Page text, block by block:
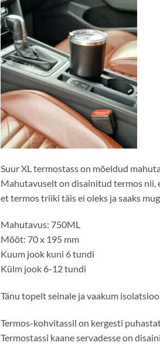
Suur XL termostass on mõeldud
Mahutavuselt on disainitud termos nii,
et termos triiki täis ei oleks ja saaks
Mahutavus: 750ML
Mõõt: 70 x 195 mm
Kuum jook kuni 6 tundi
Külm jook 6-12 tundi
Tänu topelt seinale ja vaakum
Termos-kohvitassil on kergesti
Termostassi kaane servadesse on